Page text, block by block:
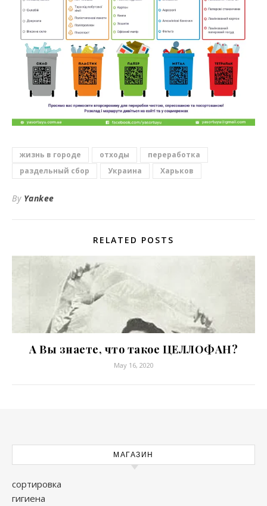
жизнь в городе отходы
переработка
раздельный сбор
Украина Харьков
By Yankee
RELATED POSTS
А Вы знаете, что такое ЦЕЛЛОФАН?
May 16, 2020
МАГАЗИН
сортировка
гигиена